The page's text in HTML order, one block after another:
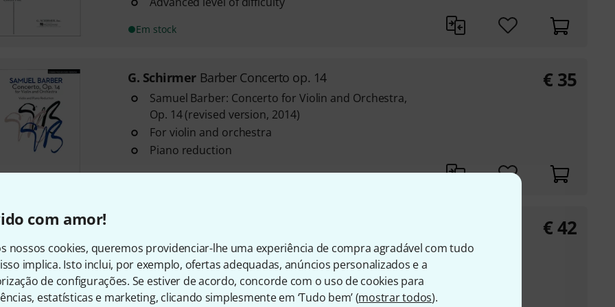
com amor!
nossos cookies, queremos providenciar-lhe uma experiência de compra agradável com tudo
implica. Isto inclui, por exemplo, ofertas adequadas, anúncios personalizados e a
de configurações. Se estiver de acordo, concorde com o uso de cookies para
estatísticas e marketing, clicando simplesmente em ‘Tudo bem’ (mostrar todos).
Em stock
G. Schirmer Barber Concerto op. 14
Samuel Barber: Concerto for Violin and Orchestra,
Op. 14 (revised version, 2014)
For violin and orchestra
Piano reduction
Em stock
€ 35
3
9 Classical pieces arranged for horn and piano
Medium to advanced level of difficulty
ISBN 9781423406662, publisher's no. HL50486152
€42